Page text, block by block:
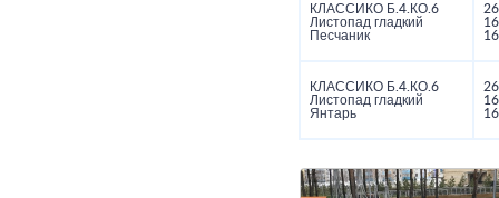
КЛАССИКО Б.4.КО.6
Листопад гладкий
Песчаник
КЛАССИКО Б.4.КО.6
Листопад гладкий
Янтарь